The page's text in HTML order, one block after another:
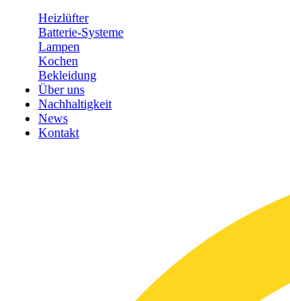
Heizlüfter
Batterie-Systeme
Lampen
Kochen
Bekleidung
Über uns
Nachhaltigkeit
News
Kontakt